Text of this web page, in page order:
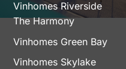
Vinhomes Riverside
The Harmony
Vinhomes Green Bay
Vinhomes Skylake